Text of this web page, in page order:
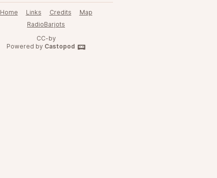
Home Links Credits
Map
RadioBarjots
CC-by
Powered by Castopod